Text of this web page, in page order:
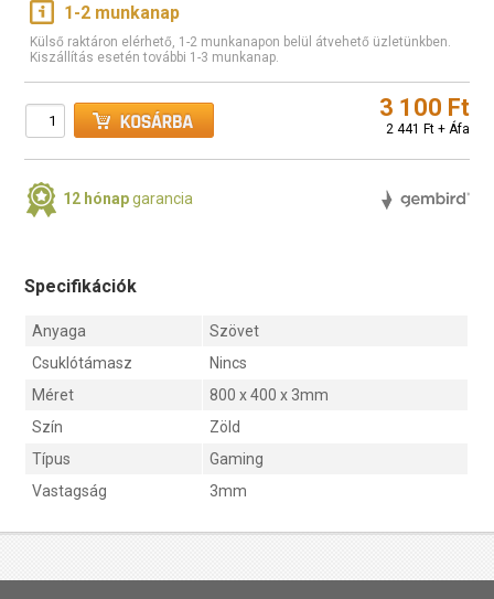
1-2 munkanap
Külső raktáron elérhető, 1-2 munkanapon belül átvehető üzletünkben.
Kiszállítás esetén további 1-3 munkanap.
3 100 Ft
2 441 Ft + Áfa
12 hónapgarancia
Specifikációk
Anyaga
Szövet
Csuklótámasz
Nincs
Méret
800 x 400 x 3mm
Szín
Zöld
Típus
Gaming
Vastagság
3mm